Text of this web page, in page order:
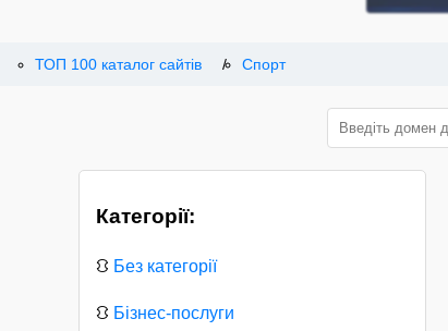
ТОП 100 каталог сайтів Спорт
Категорії:
⛻ Без категорії
⛻ Бізнес-послуги